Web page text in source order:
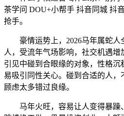
茶学问 DOU+小帮手 抖音同城 抖
抢手。
豪情运势上，2026马年属蛇人
人，受流年气场影响，社交机遇增
引见中碰到合眼缘的对象，性格
易吸引同性关心。碰到合适的人，
顾虑太多错过良缘。
马年火旺，容易让人变得暴躁